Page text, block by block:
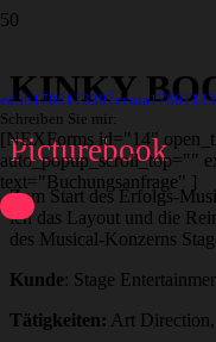
ed.ih1786113397ccoia
Schreiben Sie mir:
[NEXForms id="14"
auto_popup_scroll_top=""
text="Buchungsanfrage" ]
KINKY
Picturebook
Zum Start des Erfolgs-
ich das Layout und die
des Musical-Konzerns
Kunde: Stage
Tätigkeiten: Art